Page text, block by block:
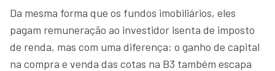
Da mesma forma que os fundos imobiliários, eles
pagam remuneração ao investidor isenta de imposto
de renda, mas com uma diferença: o ganho de capital
na compra e venda das cotas na B3 também escapa